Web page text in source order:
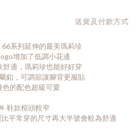
送貨及付款方式
系列延伸的最美瑪莉珍
增加了低調小花邊
舒適，瑪莉珍也能好好穿
釦，可調節讓腳背更服貼
的配色超級可愛
鞋款楦頭較窄
平常穿的尺寸再大半號會較為舒適